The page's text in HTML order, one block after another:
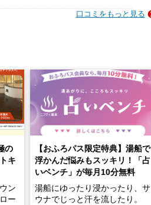
口コミをもっと見る
の
キ
ン
ー
【おふろパス限定特典】湯船で
浮かんだ悩みもスッキリ！「占
いベンチ」が毎月10分無料
湯船にゆったり浸かったり、サ
ウナでじっと汗を流したり。